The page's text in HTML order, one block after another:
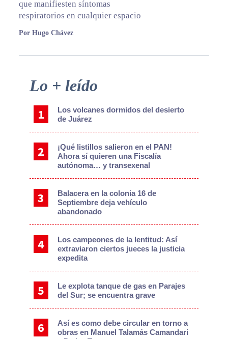
que manifiesten síntomas
respiratorios en cualquier espacio
Por Hugo Chávez
Primary
Sidebar
Lo + leído
Los volcanes dormidos del desierto
de Juárez
¡Qué listillos salieron en el PAN!
Ahora sí quieren una Fiscalía
autónoma… y transexenal
Balacera en la colonia 16 de
Septiembre deja vehículo
abandonado
Los campeones de la lentitud: Así
extraviaron ciertos jueces la justicia
expedita
Le explota tanque de gas en Parajes
del Sur; se encuentra grave
Así es como debe circular en torno a
obras en Manuel Talamás Camandari